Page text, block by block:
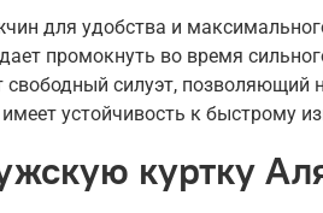
для удобства и
промокнуть во время
свободный силуэт, позволяющий
устойчивость к быстрому
куртку